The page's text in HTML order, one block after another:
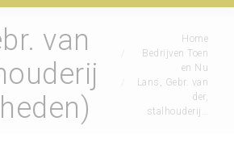
van
Home
Bedrijven Toen
en Nu
Lans, Gebr. van
der,
stalhouderij…